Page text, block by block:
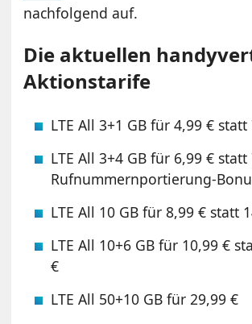
nachfolgend auf.
Die aktuellen
Aktionstarife
LTE All 3+1 GB für 4,99 € statt
LTE All 3+4 GB für 6,99 € statt
Rufnummernportierung-
LTE All 10 GB für 8,99 € statt
LTE All 10+6 GB für 10,99 €
€
LTE All 50+10 GB für 29,99 €